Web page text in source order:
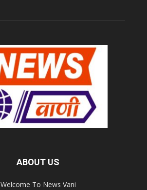
ABOUT US
Welcome To News Vani